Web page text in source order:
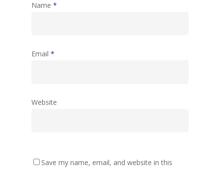
Name *
Email *
Website
Save my name, email, and website in this